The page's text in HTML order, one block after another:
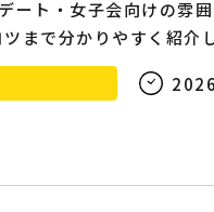
ート・女子会向けの雰
まで分かりやすく紹介